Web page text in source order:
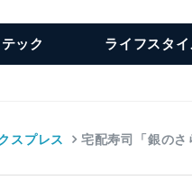
テック ライフスタ
スプレス 宅配寿司「銀の